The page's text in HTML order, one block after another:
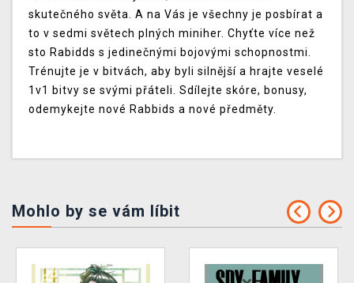
skutečného světa. A na Vás je všechny je posbírat a
to v sedmi světech plných miniher. Chyťte více než
sto Rabidds s jedinečnými bojovými schopnostmi.
Trénujte je v bitvách, aby byli silnější a hrajte veselé
1v1 bitvy se svými přáteli. Sdílejte skóre, bonusy,
odemykejte nové Rabbids a nové předměty.
Mohlo by se vám líbit